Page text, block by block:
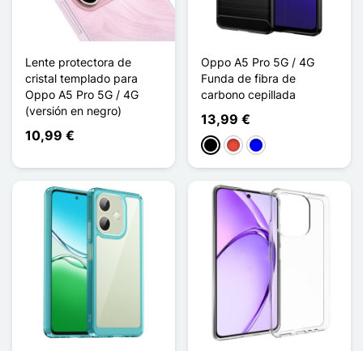
Lente protectora de
cristal templado para
Oppo A5 Pro 5G / 4G
(versión en negro)
10,99 €
Oppo A5 Pro 5G / 4G
Funda de fibra de
carbono cepillada
13,99 €
NegroRojoAzul